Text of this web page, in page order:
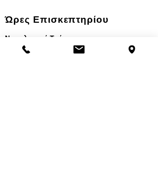
Ώρες Επισκεπτηρίου
Νοσηλευτικά Τμήματα
Χειμερινό ωράριο: 11.00-13.00
17.30-19.30